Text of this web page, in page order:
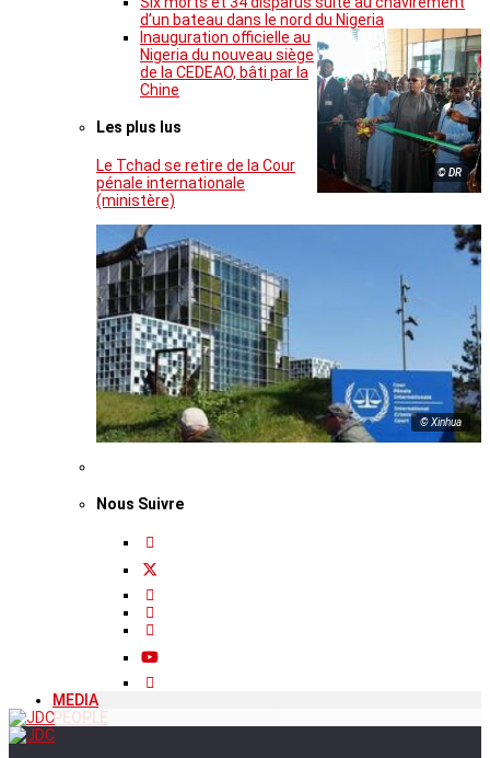
d’un bateau dans le nord du Nigeria
© DR
Inauguration officielle au
Nigeria du nouveau siège
de la CEDEAO, bâti par la
Chine
Les plus lus
Le Tchad se retire de la Cour
pénale internationale
(ministère)
© Xinhua
Nous Suivre
MEDIA
PEOPLE